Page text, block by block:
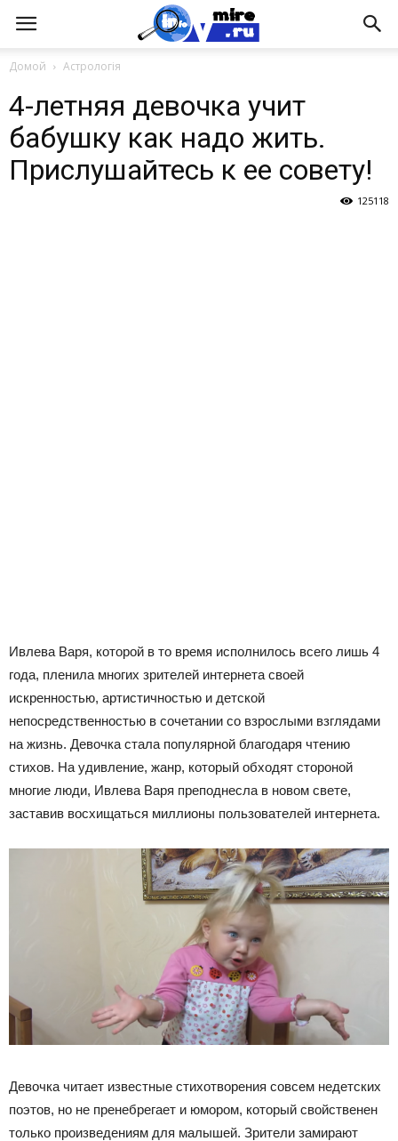
Домой Астрологія
4-летняя девочка учит
бабушку как надо жить.
Прислушайтесь к ее совету!
125118
Ивлева Варя, которой в то время исполнилось всего лишь 4
года, пленила многих зрителей интернета своей
искренностью, артистичностью и детской
непосредственностью в сочетании со взрослыми взглядами
на жизнь. Девочка стала популярной благодаря чтению
стихов. На удивление, жанр, который обходят стороной
многие люди, Ивлева Варя преподнесла в новом свете,
заставив восхищаться миллионы пользователей интернета.
Девочка читает известные стихотворения совсем недетских
поэтов, но не пренебрегает и юмором, который свойственен
только произведениям для малышей. Зрители замирают